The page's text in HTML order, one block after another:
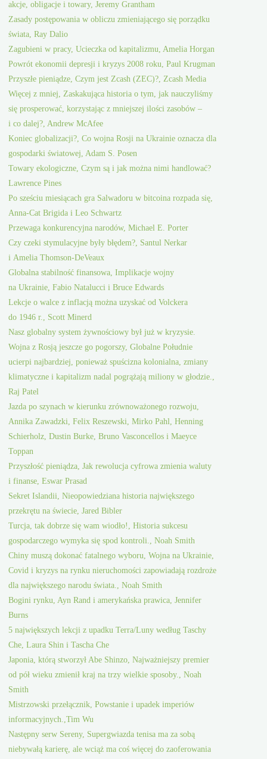
akcje, obligacje i towary, Jeremy Grantham
Zasady postępowania w obliczu zmieniającego się porządku
świata, Ray Dalio
Zagubieni w pracy, Ucieczka od kapitalizmu, Amelia Horgan
Powrót ekonomii depresji i kryzys 2008 roku, Paul Krugman
Przyszłe pieniądze, Czym jest Zcash (ZEC)?, Zcash Media
Więcej z mniej, Zaskakująca historia o tym, jak nauczyliśmy
się prosperować, korzystając z mniejszej ilości zasobów –
i co dalej?, Andrew McAfee
Koniec globalizacji?, Co wojna Rosji na Ukrainie oznacza dla
gospodarki światowej, Adam S. Posen
Towary ekologiczne, Czym są i jak można nimi handlować?
Lawrence Pines
Po sześciu miesiącach gra Salwadoru w bitcoina rozpada się,
Anna-Cat Brigida i Leo Schwartz
Przewaga konkurencyjna narodów, Michael E. Porter
Czy czeki stymulacyjne były błędem?, Santul Nerkar
i Amelia Thomson-DeVeaux
Globalna stabilność finansowa, Implikacje wojny
na Ukrainie, Fabio Natalucci i Bruce Edwards
Lekcje o walce z inflacją można uzyskać od Volckera
do 1946 r., Scott Minerd
Nasz globalny system żywnościowy był już w kryzysie.
Wojna z Rosją jeszcze go pogorszy, Globalne Południe
ucierpi najbardziej, ponieważ spuścizna kolonialna, zmiany
klimatyczne i kapitalizm nadal pogrążają miliony w głodzie.,
Raj Patel
Jazda po szynach w kierunku zrównoważonego rozwoju,
Annika Zawadzki, Felix Reszewski, Mirko Pahl, Henning
Schierholz, Dustin Burke, Bruno Vasconcellos i Maeyce
Toppan
Przyszłość pieniądza, Jak rewolucja cyfrowa zmienia waluty
i finanse, Eswar Prasad
Sekret Islandii, Nieopowiedziana historia największego
przekrętu na świecie, Jared Bibler
Turcja, tak dobrze się wam wiodło!, Historia sukcesu
gospodarczego wymyka się spod kontroli., Noah Smith
Chiny muszą dokonać fatalnego wyboru, Wojna na Ukrainie,
Covid i kryzys na rynku nieruchomości zapowiadają rozdroże
dla największego narodu świata., Noah Smith
Bogini rynku, Ayn Rand i amerykańska prawica, Jennifer
Burns
5 największych lekcji z upadku Terra/Luny według Taschy
Che, Laura Shin i Tascha Che
Japonia, którą stworzył Abe Shinzo, Najważniejszy premier
od pół wieku zmienił kraj na trzy wielkie sposoby., Noah
Smith
Mistrzowski przełącznik, Powstanie i upadek imperiów
informacyjnych.,Tim Wu
Następny serw Sereny, Supergwiazda tenisa ma za sobą
niebywałą karierę, ale wciąż ma coś więcej do zaoferowania